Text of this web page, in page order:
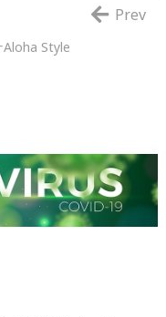
Aloha Style
Prev